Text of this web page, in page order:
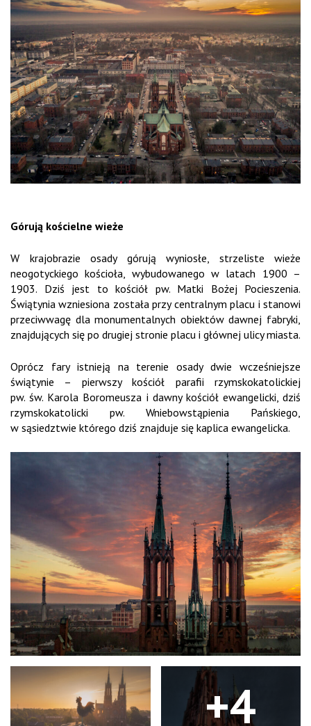
Górują kościelne wieże
W krajobrazie osady górują wyniosłe, strzeliste wieże
neogotyckiego kościoła, wybudowanego w latach 1900 –
1903. Dziś jest to kościół pw. Matki Bożej Pocieszenia.
Świątynia wzniesiona została przy centralnym placu i stanowi
przeciwwagę dla monumentalnych obiektów dawnej fabryki,
znajdujących się po drugiej stronie placu i głównej ulicy miasta.
Oprócz fary istnieją na terenie osady dwie wcześniejsze
świątynie – pierwszy kościół parafii rzymskokatolickiej
pw. św. Karola Boromeusza i dawny kościół ewangelicki, dziś
rzymskokatolicki pw. Wniebowstąpienia Pańskiego,
w sąsiedztwie którego dziś znajduje się kaplica ewangelicka.
+4